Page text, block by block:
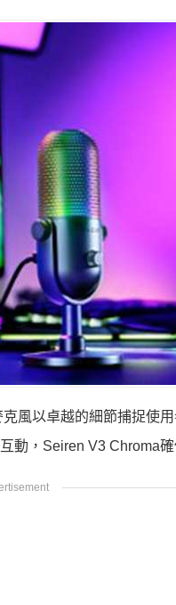
風以卓越的細節捕捉使
動，Seiren V3 Chroma